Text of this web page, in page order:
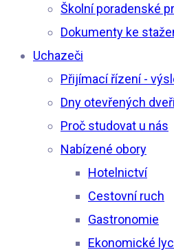
Školní poradenské
Dokumenty ke
Uchazeči
Přijímací řízení -
Dny otevřených
Proč studovat u nás
Nabízené obory
Hotelnictví
Cestovní ruch
Gastronomie
Ekonomické